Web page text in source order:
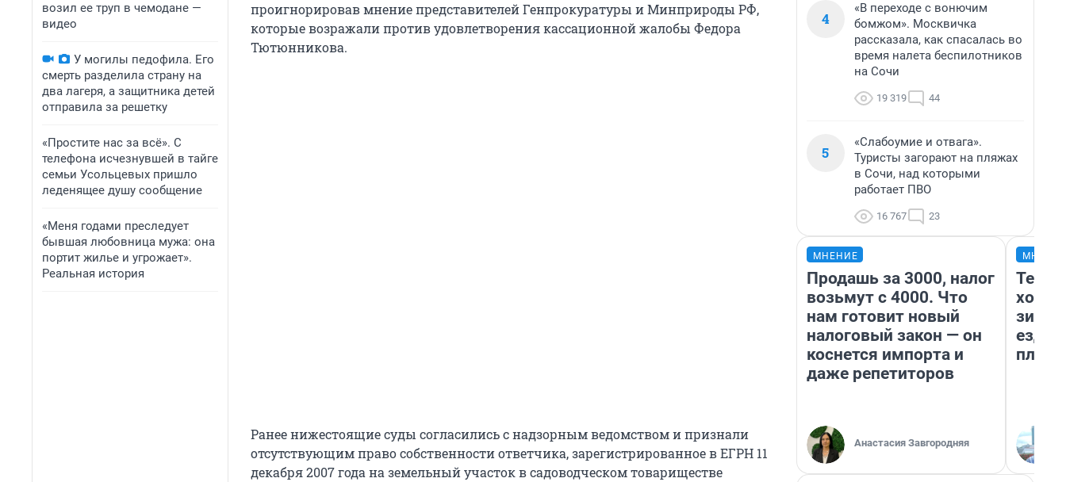
возил ее труп в чемодане —
видео
У могилы педофила. Его
смерть разделила страну на
два лагеря, а защитника детей
отправила за решетку
«Простите нас за всё». С
телефона исчезнувшей в тайге
семьи Усольцевых пришло
леденящее душу сообщение
«Меня годами преследует
бывшая любовница мужа: она
портит жилье и угрожает».
Реальная история
проигнорировав мнение представителей Генпрокуратуры и Минприроды РФ,
которые возражали против удовлетворения кассационной жалобы Федора
Тютюнникова.
Ранее нижестоящие суды согласились с надзорным ведомством и признали
отсутствующим право собственности ответчика, зарегистрированное в ЕГРН 11
декабря 2007 года на земельный участок в садоводческом товариществе
4
«В переходе с вонючим
бомжом». Москвичка
рассказала, как спасалась во
время налета беспилотников
на Сочи
19 319 44
5
«Слабоумие и отвага».
Туристы загорают на пляжах
в Сочи, над которыми
работает ПВО
16 767 23
МНЕНИЕ
Продашь за 3000, налог
возьмут с 4000. Что
нам готовит новый
налоговый закон — он
коснется импорта и
даже репетиторов
Анастасия Завгородняя
ездит